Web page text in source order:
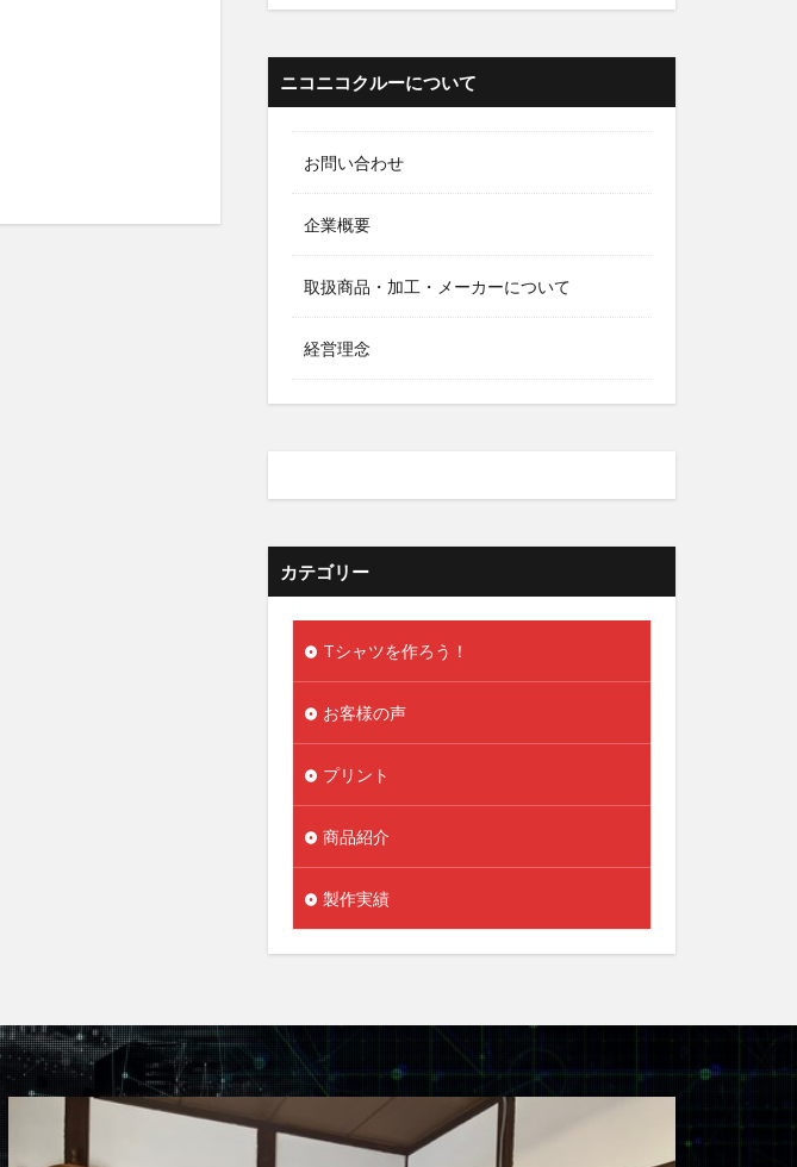
ニコニコクルーについて
お問い合わせ
企業概要
取扱商品・加工・メーカーについて
経営理念
カテゴリー
Tシャツを作ろう！
お客様の声
プリント
商品紹介
製作実績